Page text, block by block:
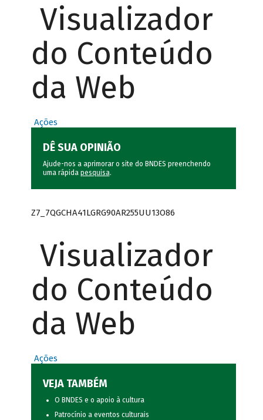
Visualizador
do Conteúdo
da Web
Ações
DÊ SUA OPINIÃO
Ajude-nos a aprimorar o site do BNDES preenchendo
uma rápida pesquisa.
Z7_7QGCHA41LGRG90AR255UU13O86
Visualizador
do Conteúdo
da Web
Ações
VEJA TAMBÉM
O BNDES e o apoio à cultura
Patrocínio a eventos culturais